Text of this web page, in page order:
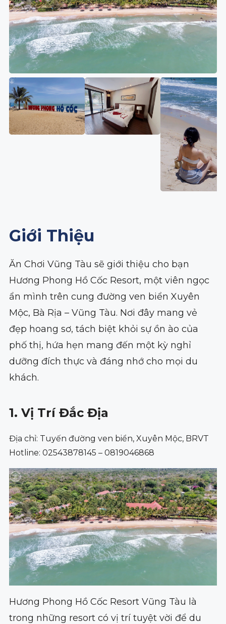
Giới Thiệu
Ăn Chơi Vũng Tàu sẽ giới thiệu cho bạn
Hương Phong Hồ Cốc Resort, một viên ngọc
ẩn mình trên cung đường ven biển Xuyên
Mộc, Bà Rịa – Vũng Tàu. Nơi đây mang vẻ
đẹp hoang sơ, tách biệt khỏi sự ồn ào của
phố thị, hứa hẹn mang đến một kỳ nghỉ
dưỡng đích thực và đáng nhớ cho mọi du
khách.
1. Vị Trí Đắc Địa
Địa chỉ: Tuyến đường ven biển, Xuyên Mộc, BRVT
Hotline: 02543878145 – 0819046868
Hương Phong Hồ Cốc Resort Vũng Tàu là
trong những resort có vị trí tuyệt vời để du